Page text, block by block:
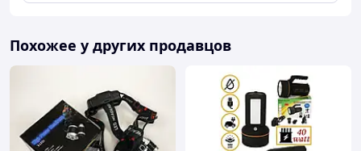
Похожее у других продавцов